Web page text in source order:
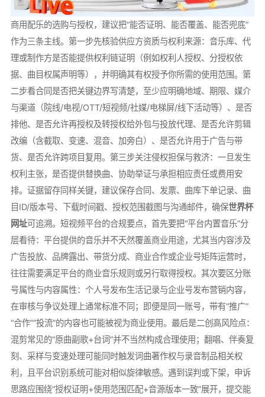
商用配乐的选购与授权，建议把“能否证明、能否覆盖、能否兜底”
作为三条主线。第一步先核验供应方资质与权利来源：音乐库、代
理或制作方是否能提供权利链证明（例如权利人授权、分授权依
据、曲目权属声明等），并明确其有权授予你所需的使用范围。第
二步看合同是否把关键边界写清楚，至少应明确地域、期限、媒介
与渠道（院线/电视/OTT/短视频/社媒/电梯屏/线下活动等）、是否
排他、是否允许再授权及转授权给外包与投放代理、是否允许剪辑
改编（含截取、变速、混音、加旁白）、是否允许用于广告与带
货、是否允许跨项目复用。第三步关注侵权担保与救济：一旦发生
权利主张，是否提供替换曲、协助举证与承担相应责任或费用安
排。证据留存同样关键，建议保存合同、发票、曲库下单记录、曲
目ID/版本号、下载时间戳、授权范围截图与沟通邮件，确保世界杯
网址可追溯。短视频平台的合规要点，首先要把“平台内置音乐”分
层看待：平台提供的音乐并不天然覆盖商业用途，尤其当内容涉及
广告投放、品牌露出、带货分成、商业合作或企业号矩阵运营时，
往往需要满足平台的商业音乐规则或另行取得授权。其次要区分账
号属性与内容属性：个人号发布生活记录与企业号发布营销内容，
在审核与争议处理上通常标准不同；即便是同一账号，带有“推广”
“合作”“投流”的内容也可能被视为商业使用。最后是二创高风险点：
混剪常见的“原曲副歌+台词”并不当然构成合理使用；翻唱、伴奏复
刻、采样与变速处理可能同时触发词曲著作权与录音制品相关权
利，且平台识别系统可能对相似旋律敏感。遇到误判或下架，申诉
思路应围绕“授权证明+使用范围匹配+音源版本一致”展开，提交能